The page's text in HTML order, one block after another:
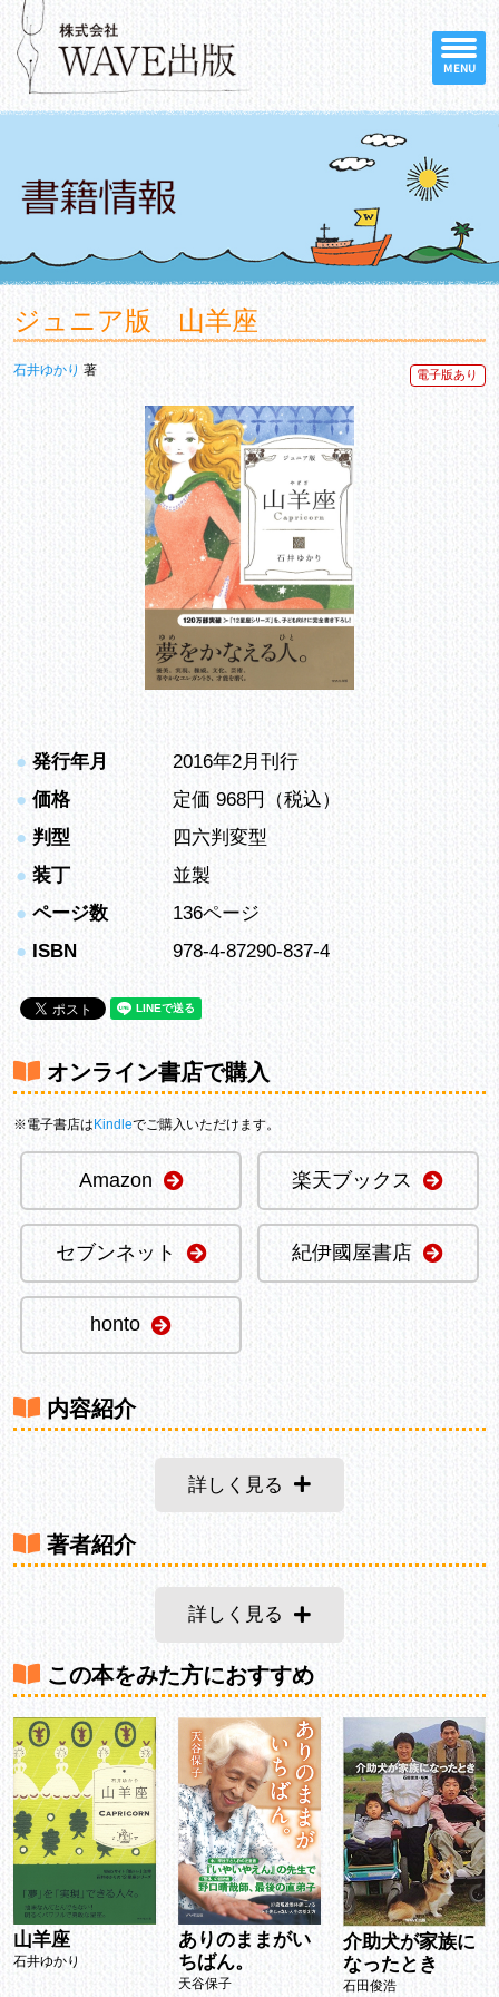
MENU
ジュニア版 山羊座
石井ゆかり 著 電子版あり
● 発行年月
2016年2月刊行
● 価格
定価 968円（税込）
● 判型
四六判変型
● 装丁
並製
● ページ数
136ページ
● ISBN 978-4-87290-837-4
オンライン書店で購入
※電子書店は Kindleでご購入いただけます。
Amazon 楽天ブックス
セブンネット 紀伊國屋書店
honto
内容紹介
詳しく見る
著者紹介
詳しく見る
この本をみた方におすすめ
山羊座
石井ゆかり
ありのままがい
ちばん。
天谷保子
介助犬が家族に
なったとき
石田俊浩